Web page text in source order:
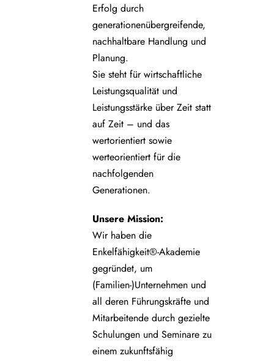
Erfolg durch
generationenübergreifende,
nachhaltbare Handlung und
Planung.
Sie steht für wirtschaftliche
Leistungsqualität und
Leistungsstärke über Zeit statt
auf Zeit – und das
wertorientiert sowie
werteorientiert für die
nachfolgenden
Generationen.
Unsere Mission:
Wir haben die
Enkelfähigkeit®-Akademie
gegründet, um
(Familien-)Unternehmen und
all deren Führungskräfte und
Mitarbeitende durch gezielte
Schulungen und Seminare zu
einem zukunftsfähig